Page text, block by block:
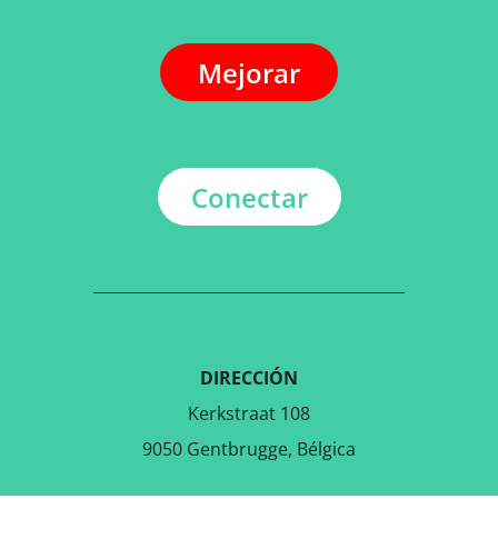
Mejorar
Conectar
DIRECCIÓN
Kerkstraat 108
9050 Gentbrugge, Bélgica